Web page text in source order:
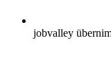
jobvalley